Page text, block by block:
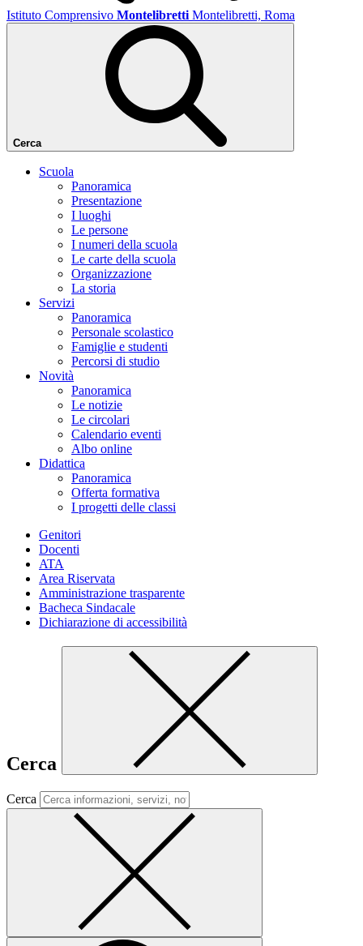
Istituto Comprensivo Montelibretti Montelibretti, Roma
Cerca
Scuola
Panoramica
Presentazione
I luoghi
Le persone
I numeri della scuola
Le carte della scuola
Organizzazione
La storia
Servizi
Panoramica
Personale scolastico
Famiglie e studenti
Percorsi di studio
Novità
Panoramica
Le notizie
Le circolari
Calendario eventi
Albo online
Didattica
Panoramica
Offerta formativa
I progetti delle classi
Genitori
Docenti
ATA
Area Riservata
Amministrazione trasparente
Bacheca Sindacale
Dichiarazione di accessibilità
Cerca
Cerca